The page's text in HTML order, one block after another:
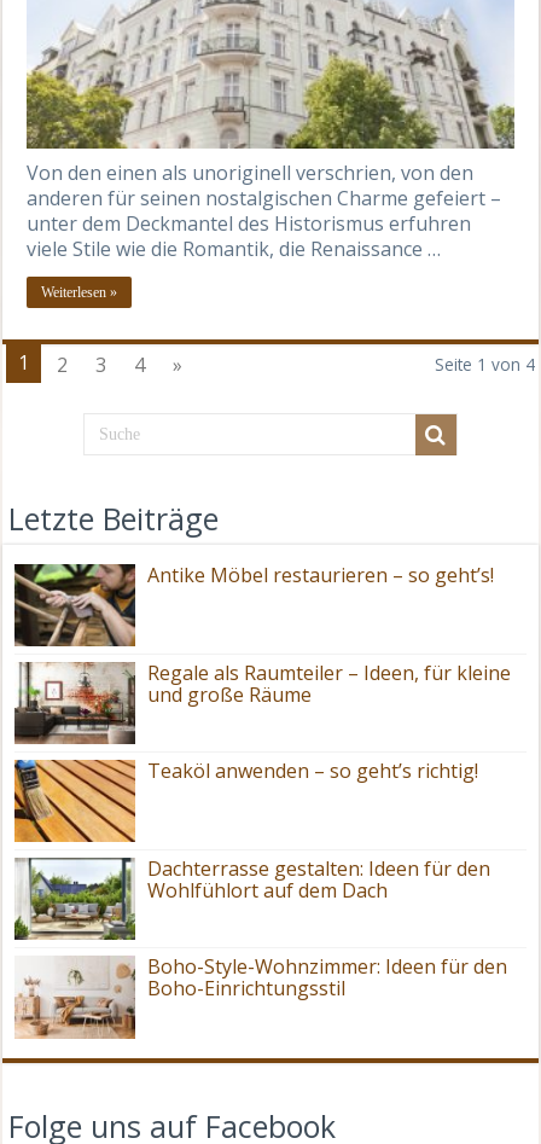
Von den einen als unoriginell verschrien, von den
anderen für seinen nostalgischen Charme gefeiert –
unter dem Deckmantel des Historismus erfuhren
viele Stile wie die Romantik, die Renaissance …
Weiterlesen »
Seite 1 von 4
1 2 3 4 »
Letzte Beiträge
Antike Möbel restaurieren – so geht’s!
Regale als Raumteiler – Ideen, für kleine
und große Räume
Teaköl anwenden – so geht’s richtig!
Dachterrasse gestalten: Ideen für den
Wohlfühlort auf dem Dach
Boho-Style-Wohnzimmer: Ideen für den
Boho-Einrichtungsstil
Folge uns auf Facebook